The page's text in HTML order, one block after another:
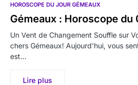
HOROSCOPE DU JOUR GÉMEAUX
Gémeaux : Horoscope du
Un Vent de Changement Souffle sur
chers Gémeaux! Aujourd’hui, vous
est…
Lire plus